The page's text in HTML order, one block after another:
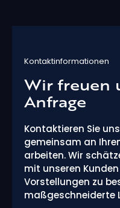
Kontaktinformationen
Wir freuen
Anfrage
Kontaktieren Sie
gemeinsam an
arbeiten. Wir
mit unseren
Vorstellungen zu
maßgeschneiderte